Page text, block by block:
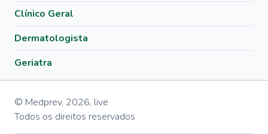
Clínico Geral
Dermatologista
Geriatra
© Medprev, 2026, live
Todos os direitos reservados